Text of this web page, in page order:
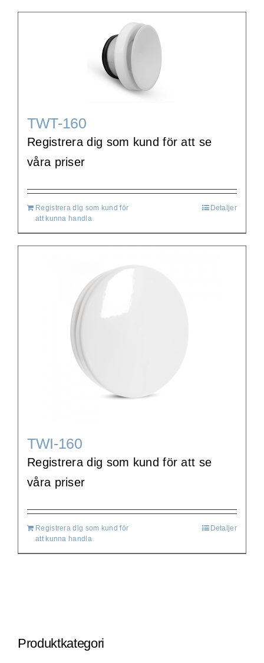
TWT-160
Registrera dig som kund för att se
våra priser
Registrera dig som kund för
att kunna handla
Detaljer
TWI-160
Registrera dig som kund för att se
våra priser
Registrera dig som kund för
att kunna handla
Detaljer
Produktkategori